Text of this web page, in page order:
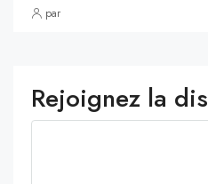
par
Rejoignez la